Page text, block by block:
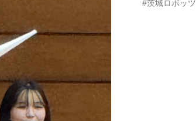
#茨城ロボッツ